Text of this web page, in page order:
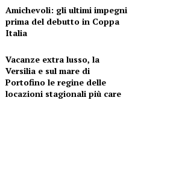
Amichevoli: gli ultimi impegni
prima del debutto in Coppa
Italia
Vacanze extra lusso, la
Versilia e sul mare di
Portofino le regine delle
locazioni stagionali più care